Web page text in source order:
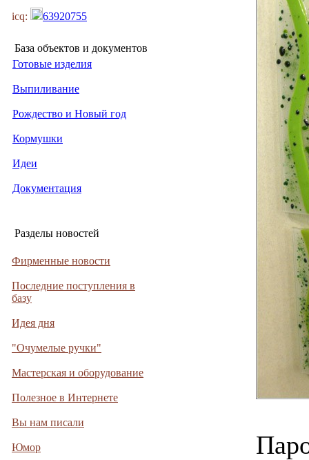
icq: 63920755
База объектов и документов
Готовые изделия
Выпиливание
Рождество и Новый год
Кормушки
Идеи
Документация
Разделы новостей
Фирменные новости
Последние поступления в
базу
Идея дня
"Очумелые ручки"
Мастерская и оборудование
Полезное в Интернете
Вы нам писали
Юмор